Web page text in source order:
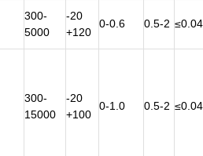
300-
5000
-20
+120
0-0.6 0.5-2 ≤0.04
300-
15000
-20
+100
0-1.0 0.5-2 ≤0.04